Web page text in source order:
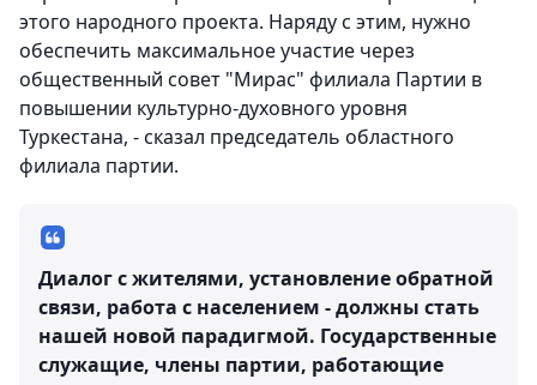
этого народного проекта. Наряду с этим, нужно
обеспечить максимальное участие через
общественный совет "Мирас" филиала Партии в
повышении культурно-духовного уровня
Туркестана, - сказал председатель областного
филиала партии.
Диалог с жителями, установление обратной
связи, работа с населением - должны стать
нашей новой парадигмой. Государственные
служащие, члены партии, работающие